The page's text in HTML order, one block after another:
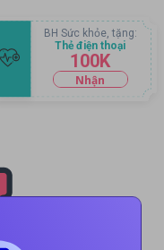
Thẻ điện thoại
100K
BH Sức khỏe, tặng:
Nhận